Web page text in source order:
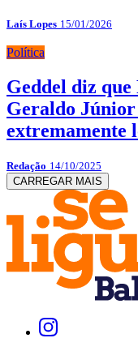
Laís Lopes 15/01/2026
Política
Geddel diz que
Geraldo
extremamente
Redação 14/10/2025
CARREGAR MAIS